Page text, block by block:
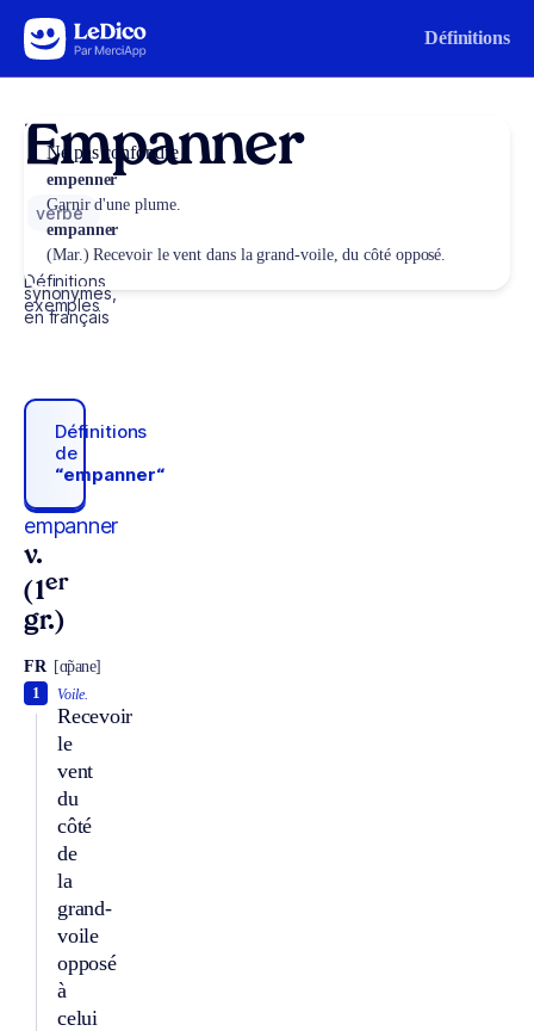
Aller au contenu Définitions
Empanner
verbe
Définitions,
synonymes,
exemples
en français
Définitions
de
“empanner“
empanner
v.
(1er
gr.)
FR [ɑ̃pane]
Voile.
Recevoir
le
vent
du
côté
de
la
grand-
voile
opposé
à
celui
1
Ne pas confondre
empenner
Garnir d'une plume.
empanner
(Mar.) Recevoir le vent dans la grand-voile, du côté opposé.